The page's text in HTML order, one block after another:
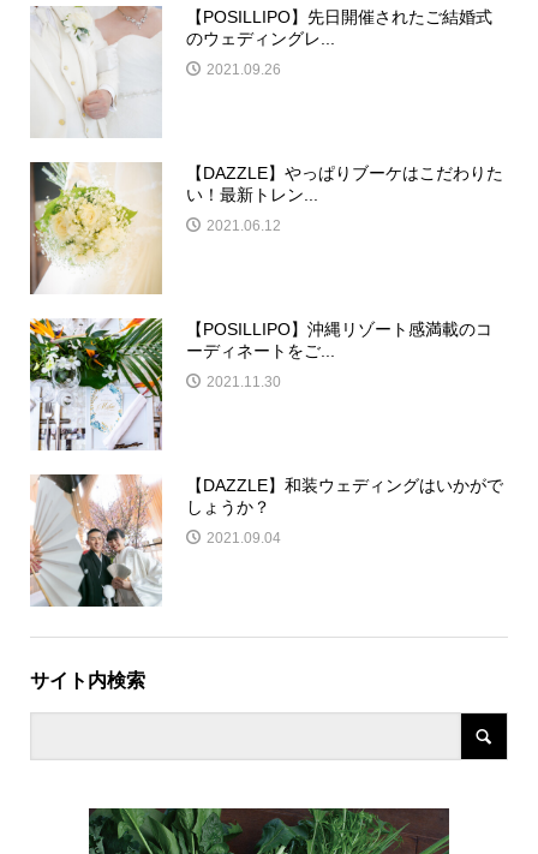
【POSILLIPO】先日開催されたご結婚式
のウェディングレ...
2021.09.26
【DAZZLE】やっぱりブーケはこだわりた
い！最新トレン...
2021.06.12
【POSILLIPO】沖縄リゾート感満載のコ
ーディネートをご...
2021.11.30
【DAZZLE】和装ウェディングはいかがで
しょうか？
2021.09.04
サイト内検索